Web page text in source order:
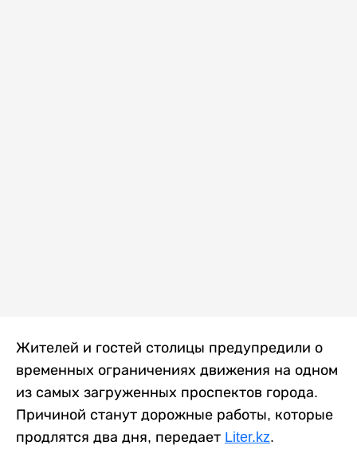
Жителей и гостей столицы предупредили о
временных ограничениях движения на одном
из самых загруженных проспектов города.
Причиной станут дорожные работы, которые
продлятся два дня, передает Liter.kz.